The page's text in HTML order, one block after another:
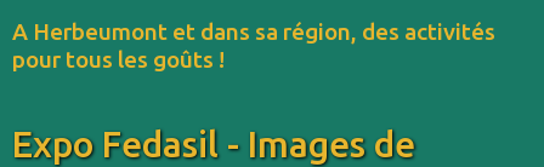
A Herbeumont et dans sa région, des activités
pour tous les goûts !
Expo Fedasil - Images de